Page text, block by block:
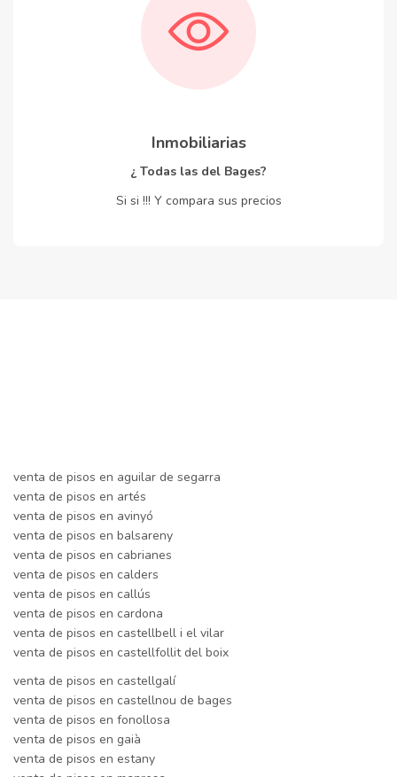
Inmobiliarias
¿ Todas las del Bages?
Si si !!! Y compara sus precios
venta de pisos en aguilar de segarra
venta de pisos en artés
venta de pisos en avinyó
venta de pisos en balsareny
venta de pisos en cabrianes
venta de pisos en calders
venta de pisos en callús
venta de pisos en cardona
venta de pisos en castellbell i el vilar
venta de pisos en castellfollit del boix
venta de pisos en castellgalí
venta de pisos en castellnou de bages
venta de pisos en fonollosa
venta de pisos en gaià
venta de pisos en estany